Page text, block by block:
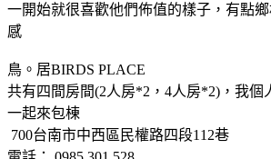
一開始就很喜歡他們佈值的樣子，有點
感
鳥。居BIRDS PLACE
共有四間房間(2人房*2，4人房*2)，我個
一起來包棟
700台南市中西區民權路四段112巷